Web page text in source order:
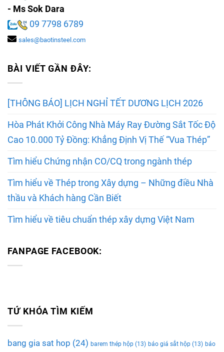
- Ms Sok Dara
09 7798 6789
sales@baotinsteel.com
BÀI VIẾT GẦN ĐÂY:
[THÔNG BÁO] LỊCH NGHỈ TẾT DƯƠNG LỊCH 2026
Hòa Phát Khởi Công Nhà Máy Ray Đường Sắt Tốc Độ
Cao 10.000 Tỷ Đồng: Khẳng Định Vị Thế “Vua Thép”
Tìm hiểu Chứng nhận CO/CQ trong ngành thép
Tìm hiểu về Thép trong Xây dựng – Những điều Nhà
thầu và Khách hàng Cần Biết
Tìm hiểu về tiêu chuẩn thép xây dựng Việt Nam
FANPAGE FACEBOOK:
TỨ KHÓA TÌM KIẾM
bang gia sat hop (24) barem thép hộp (13) báo giá sắt hộp (13) báo